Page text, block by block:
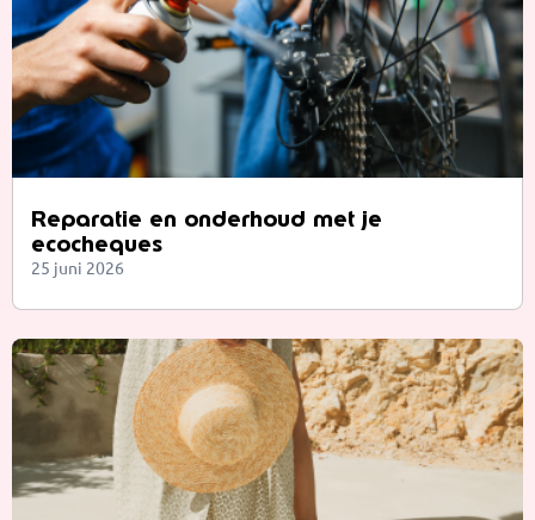
Reparatie en onderhoud met je
ecocheques
25 juni 2026